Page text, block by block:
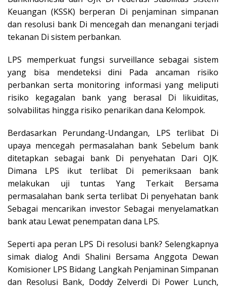
Keuangan (KSSK) berperan Di penjaminan simpanan
dan resolusi bank Di mencegah dan menangani terjadi
tekanan Di sistem perbankan.
LPS memperkuat fungsi surveillance sebagai sistem
yang bisa mendeteksi dini Pada ancaman risiko
perbankan serta monitoring informasi yang meliputi
risiko kegagalan bank yang berasal Di likuiditas,
solvabilitas hingga risiko penarikan dana Kelompok.
Berdasarkan Perundang-Undangan, LPS terlibat Di
upaya mencegah permasalahan bank Sebelum bank
ditetapkan sebagai bank Di penyehatan Dari OJK.
Dimana LPS ikut terlibat Di pemeriksaan bank
melakukan uji tuntas Yang Terkait Bersama
permasalahan bank serta terlibat Di penyehatan bank
Sebagai mencarikan investor Sebagai menyelamatkan
bank atau Lewat penempatan dana LPS.
Seperti apa peran LPS Di resolusi bank? Selengkapnya
simak dialog Andi Shalini Bersama Anggota Dewan
Komisioner LPS Bidang Langkah Penjaminan Simpanan
dan Resolusi Bank, Doddy Zelverdi Di Power Lunch,